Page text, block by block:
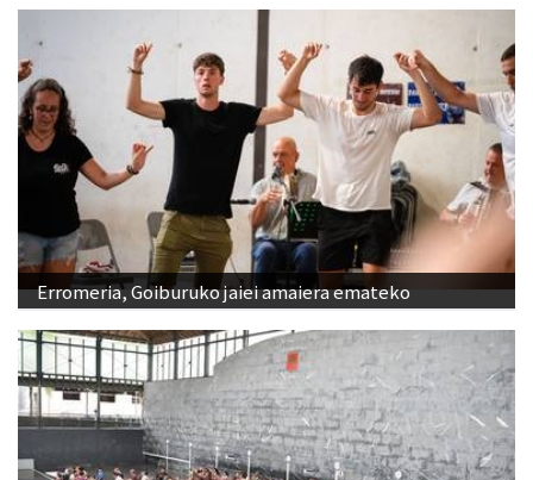
Erromeria, Goiburuko jaiei amaiera emateko